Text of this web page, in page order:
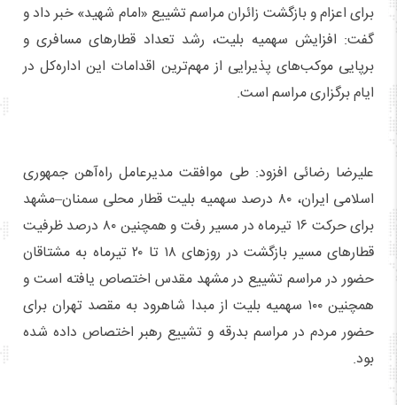
برای اعزام و بازگشت زائران مراسم تشییع «امام شهید» خبر داد و
گفت: افزایش سهمیه بلیت، رشد تعداد قطارهای مسافری و
برپایی موکب‌های پذیرایی از مهم‌ترین اقدامات این اداره‌کل در
ایام برگزاری مراسم است.
علیرضا رضائی‌ افزود: طی موافقت مدیرعامل راه‌آهن جمهوری
اسلامی ایران، ۸۰ درصد سهمیه بلیت قطار محلی سمنان–مشهد
برای حرکت ۱۶ تیرماه در مسیر رفت و همچنین ۸۰ درصد ظرفیت
قطارهای مسیر بازگشت در روزهای ۱۸ تا ۲۰ تیرماه به مشتاقان
حضور در مراسم تشییع در مشهد مقدس اختصاص یافته است و
همچنین ۱۰۰ سهمیه بلیت از مبدا شاهرود به مقصد تهران برای
حضور مردم در مراسم بدرقه و تشییع رهبر اختصاص داده شده
بود.